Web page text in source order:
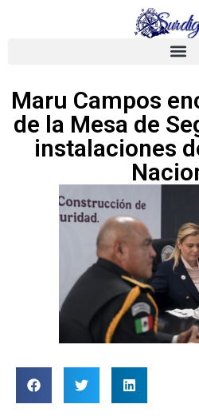
Maru Campos
de la Mesa de
instalaciones